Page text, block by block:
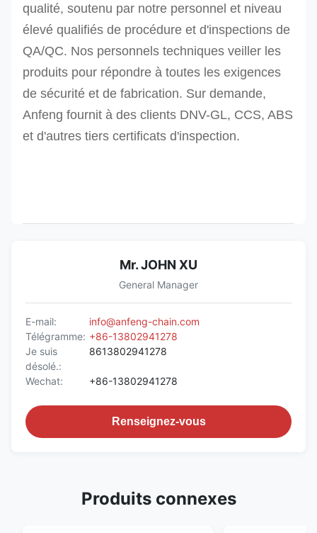
qualité, soutenu par notre personnel et niveau
élevé qualifiés de procédure et d'inspections de
QA/QC. Nos personnels techniques veiller les
produits pour répondre à toutes les exigences
de sécurité et de fabrication. Sur demande,
Anfeng fournit à des clients DNV-GL, CCS, ABS
et d'autres tiers certificats d'inspection.
Mr. JOHN XU
General Manager
E-mail:
info@anfeng-chain.com
Télégramme: +86-13802941278
Je suis
désolé.:
8613802941278
Wechat: +86-13802941278
Renseignez-vous
Produits connexes